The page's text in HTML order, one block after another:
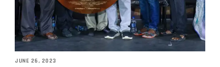
JUNE 26, 2023